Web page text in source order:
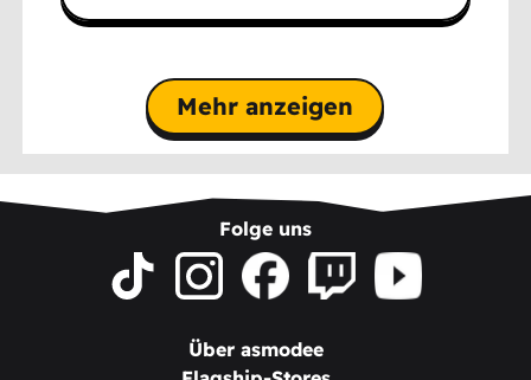
Mehr anzeigen
Folge uns
Über asmodee